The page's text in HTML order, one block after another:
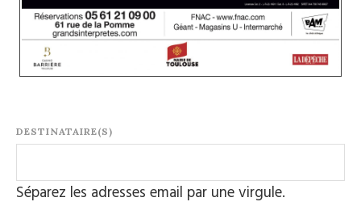
DESTINATAIRE(S)
Séparez les adresses email par une virgule.